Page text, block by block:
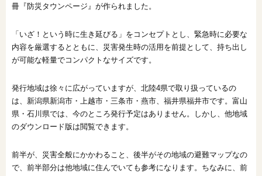
冊『防災タウンページ』が作られました。
「いざ！という時に生き延びる」をコンセプトとし、緊急時に必要な
内容を厳選するとともに、災害発生時の活用を前提として、持ち出し
が可能な軽量でコンパクトなサイズです。
発行地域は徐々に広がっていますが、北陸4県で取り扱っているの
は、新潟県新潟市・上越市・三条市・燕市、福井県福井市です。富山
県・石川県では、今のところ発行予定はありません。しかし、他地域
のダウンロード版は閲覧できます。
前半が、災害全般にかかわること、後半がその地域の避難マップなの
で、前半部分は他地域に住んでいても参考になります。ちなみに、前